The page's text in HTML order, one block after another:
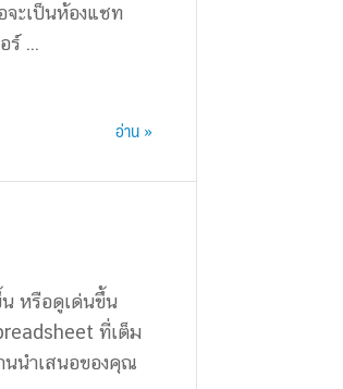
ะเป็นห้องแชท
ร์ ...
อ่าน »
หรือดูเด่นขึ้น
ที่เต็ม
นนำเสนอของคุณ